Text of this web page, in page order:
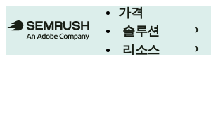
가격
솔루션
리소스